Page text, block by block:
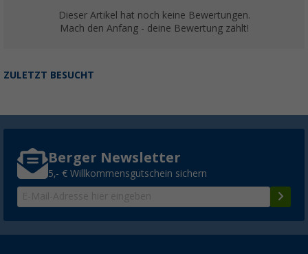
Dieser Artikel hat noch keine Bewertungen.
Mach den Anfang - deine Bewertung zählt!
ZULETZT BESUCHT
Berger Newsletter
5,- € Willkommensgutschein sichern